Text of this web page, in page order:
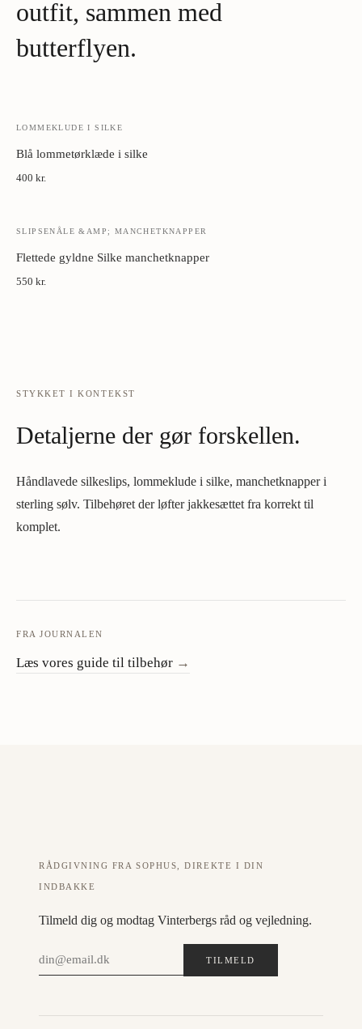
Knyt dit gyldne silke ascot til en wingkrave-skjorte ved black-tie-
Kombiner med en standardkrave-skjorte og et skræddersyet jakkesæt
outfit, sammen med
butterflyen.
LOMMEKLUDE I SILKE
Blå lommetørklæde i silke
400 kr.
SLIPSENÅLE &AMP; MANCHETKNAPPER
Flettede gyldne Silke manchetknapper
550 kr.
STYKKET I KONTEKST
Detaljerne der gør forskellen.
Håndlavede silkeslips, lommeklude i silke, manchetknapper i
sterling sølv. Tilbehøret der løfter jakkesættet fra korrekt til
komplet.
FRA JOURNALEN
Læs vores guide til tilbehør →
RÅDGIVNING FRA SOPHUS, DIREKTE I DIN
INDBAKKE
Tilmeld dig og modtag Vinterbergs råd og vejledning.
TILMELD